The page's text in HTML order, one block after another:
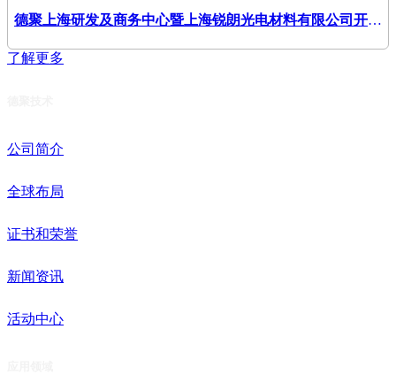
德聚上海研发及商务中心暨上海锐朗光电材料有限公司开幕
仪式圆满成功！
了解更多
公司简介
全球布局
证书和荣誉
新闻资讯
活动中心